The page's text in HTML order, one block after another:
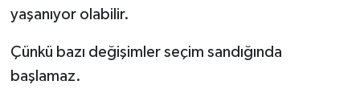
yaşanıyor olabilir.
Çünkü bazı değişimler seçim sandığında
başlamaz.
Sungurlu
Uğurludağ